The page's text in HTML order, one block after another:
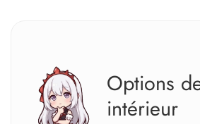
Options
intérieur